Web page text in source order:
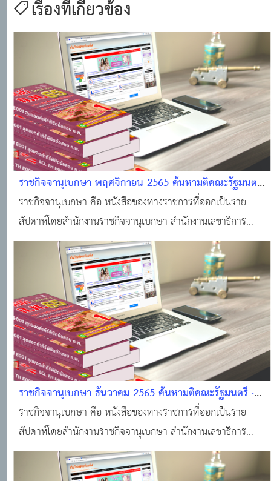
เรื่องที่เกี่ยวข้อง
ราชกิจจานุเบกษา พฤศจิกายน 2565 ค้นหามติคณะรัฐมนตรี
· ราชกิจจานุเบกษา · ระบบงานทะเบียนฐานันดร · ศูนย์
บริการข้อมูลมติคณะรัฐมนตรี
ราชกิจจานุเบกษา คือ หนังสือของทางราชการที่ออกเป็นราย
สัปดาห์โดยสำนักงานราชกิจจานุเบกษา สำนักงานเลขาธิการ
คณะรัฐมนตรี สำหรับลงประกาศเกี่ยวกับกฎหมาย กฎ ระเบียบ
ข้อบังคับ ตลอดจนประกาศของกระทรวง ทบวง กรมต่างๆ
ราชกิจจานุเบกษา ธันวาคม 2565 ค้นหามติคณะรัฐมนตรี ·
ราชกิจจานุเบกษา · ระบบงานทะเบียนฐานันดร · ศูนย์บริการ
ข้อมูลมติคณะรัฐมนตรี
ราชกิจจานุเบกษา คือ หนังสือของทางราชการที่ออกเป็นราย
สัปดาห์โดยสำนักงานราชกิจจานุเบกษา สำนักงานเลขาธิการ
คณะรัฐมนตรี สำหรับลงประกาศเกี่ยวกับกฎหมาย กฎ ระเบียบ
ข้อบังคับ ตลอดจนประกาศของกระทรวง ทบวง กรมต่างๆ